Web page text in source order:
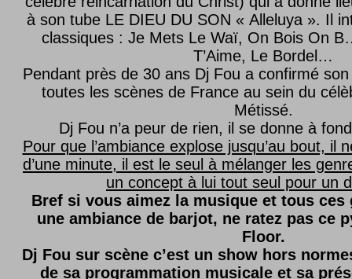
à son tube LE DIEU DU SON « Alleluya ». Il
classiques : Je Mets Le Waï, On Bois On
T’Aime, Le Bordel…
Pendant près de 30 ans Dj Fou a confirmé son
toutes les scènes de France au sein du
Métissé.
Dj Fou n’a peur de rien, il se donne à
Pour que l’ambiance explose jusqu’au bout, il
d’une minute, il est le seul à mélanger les
un concept à lui tout seul pour un
Bref si vous aimez la musique et tous ces
une ambiance de barjot, ne ratez pas ce
Floor.
Dj Fou sur scène c’est un show hors
de sa programmation musicale et sa